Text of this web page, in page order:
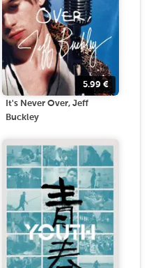
5.99 €
It's Never Over, Jeff
Buckley